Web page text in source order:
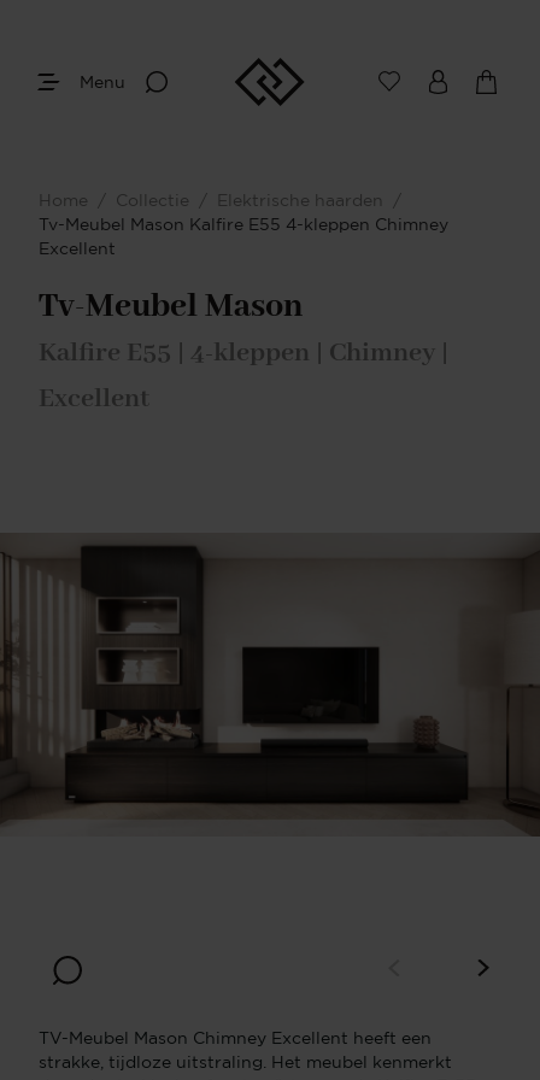
Menu
Home / Collectie / Elektrische haarden
/
Tv-Meubel Mason Kalfire E55 4-kleppen Chimney
Excellent
Tv-Meubel Mason
Kalfire E55 | 4-kleppen | Chimney |
Excellent
TV-Meubel Mason Chimney Excellent heeft een
strakke, tijdloze uitstraling. Het meubel kenmerkt
Afmetingen
Je bent gestart met het samenstellen van
jouw eigen TV-meubel met koof. Begin
afmetingen.
Meer info
Breedte